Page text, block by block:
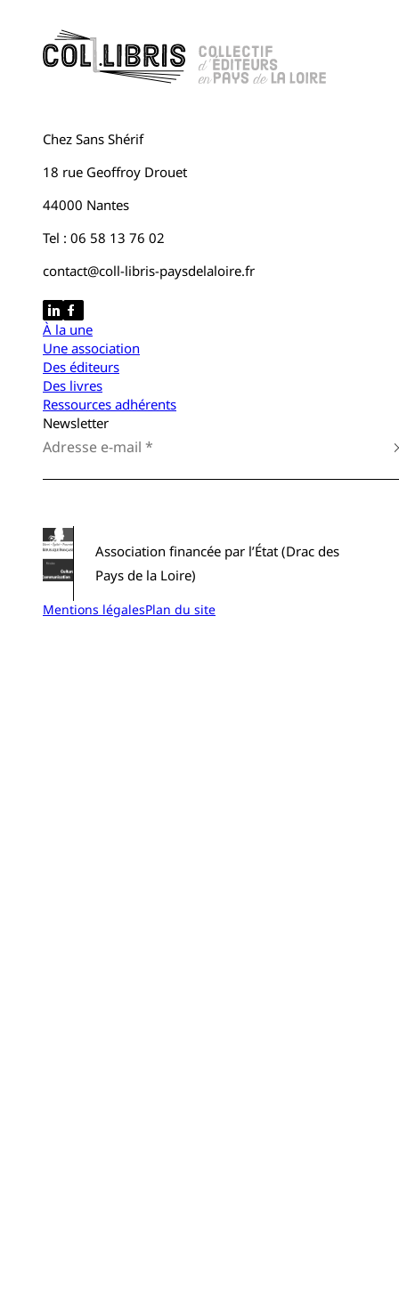
Chez Sans Shérif
18 rue Geoffroy Drouet
44000 Nantes
Tel : 06 58 13 76 02
contact@coll-libris-paysdelaloire.fr
À la une
Une association
Des éditeurs
Des livres
Ressources adhérents
Newsletter
Association financée par l’État (Drac des
Pays de la Loire)
Mentions légalesPlan du site